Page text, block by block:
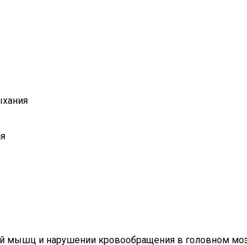
мышц и нарушении кровообращения в головном